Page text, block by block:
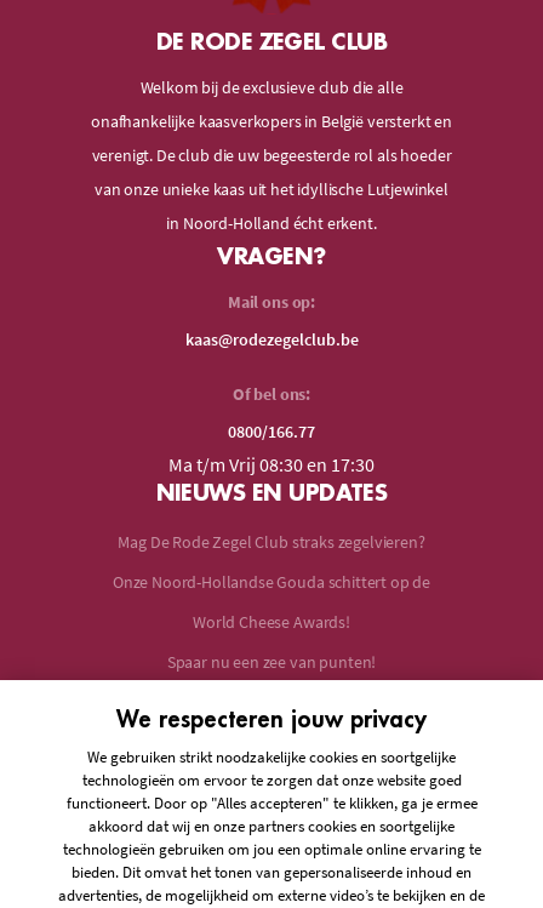
DE RODE ZEGEL CLUB
Welkom bij de exclusieve club die alle
onafhankelijke kaasverkopers in België versterkt en
verenigt. De club die uw begeesterde rol als hoeder
van onze unieke kaas uit het idyllische Lutjewinkel
in Noord-Holland écht erkent.
VRAGEN?
Mail ons op:
kaas@rodezegelclub.be
Of bel ons:
0800/166.77
Ma t/m Vrij 08:30 en 17:30
NIEUWS EN UPDATES
Mag De Rode Zegel Club straks zegelvieren?
Onze Noord-Hollandse Gouda schittert op de
World Cheese Awards!
Spaar nu een zee van punten!
Wie zijn we?
Voordelen
Lid worden
Over ons
We respecteren jouw privacy
We gebruiken strikt noodzakelijke cookies en soortgelijke
technologieën om ervoor te zorgen dat onze website goed
functioneert. Door op "Alles accepteren" te klikken, ga je ermee
akkoord dat wij en onze partners cookies en soortgelijke
technologieën gebruiken om jou een optimale online ervaring te
bieden. Dit omvat het tonen van gepersonaliseerde inhoud en
advertenties, de mogelijkheid om externe video’s te bekijken en de